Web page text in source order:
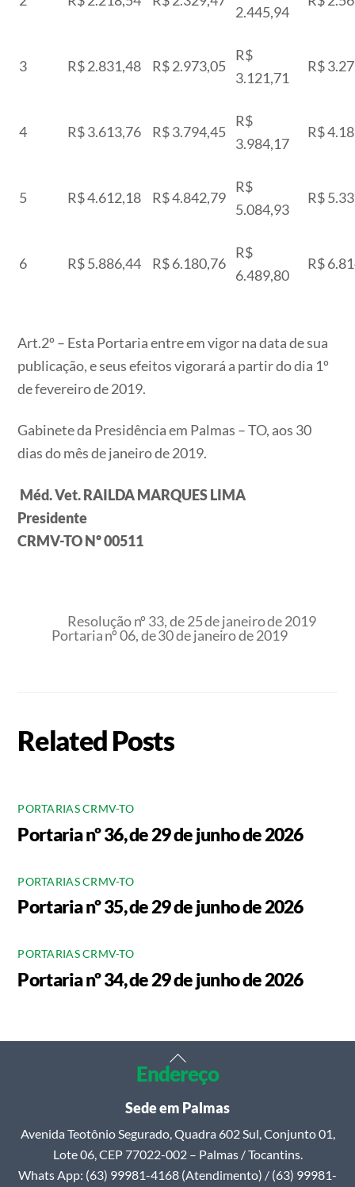
2.445,94
3 R$ 2.831,48 R$ 2.973,05
R$
3.121,71
R$
4 R$ 3.613,76 R$ 3.794,45
R$
3.984,17
R$
5 R$ 4.612,18 R$ 4.842,79
R$
5.084,93
R$
6 R$ 5.886,44 R$ 6.180,76
R$
6.489,80
R$
Art.2º – Esta Portaria entre em vigor na data de sua
publicação, e seus efeitos vigorará a partir do dia 1º
de fevereiro de 2019.
Gabinete da Presidência em Palmas – TO, aos 30
dias do mês de janeiro de 2019.
Méd. Vet. RAILDA MARQUES LIMA
Presidente
CRMV-TO Nº 00511
Resolução nº 33, de 25 de janeiro de 2019
Portaria nº 06, de 30 de janeiro de 2019
Related Posts
PORTARIAS CRMV-TO
Portaria nº 36, de 29 de junho de 2026
PORTARIAS CRMV-TO
Portaria nº 35, de 29 de junho de 2026
PORTARIAS CRMV-TO
Portaria nº 34, de 29 de junho de 2026
Back
To
Top
Endereço
Sede em Palmas
Avenida Teotônio Segurado, Quadra 602 Sul, Conjunto 01,
Lote 06, CEP 77022-002 – Palmas / Tocantins.
Whats App: (63) 99981-4168 (Atendimento) / (63) 99981-